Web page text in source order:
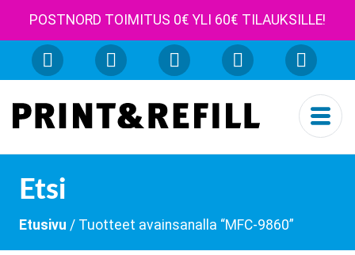
POSTNORD TOIMITUS 0€ YLI 60€ TILAUKSILLE!
Etsi
Etusivu / Tuotteet avainsanalla “MFC-9860”